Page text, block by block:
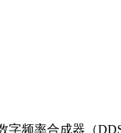
频率合成器（